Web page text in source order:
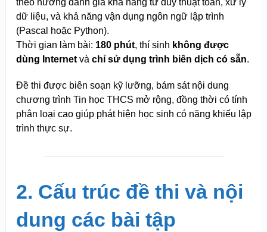
theo hướng đánh giá khả năng tư duy thuật toán, xử lý
dữ liệu, và khả năng vận dụng ngôn ngữ lập trình
(Pascal hoặc Python).
Thời gian làm bài: 180 phút, thí sinh không được
dùng Internetvà chỉ sử dụng trình biên dịch có sẵn.
Đề thi được biên soạn kỹ lưỡng, bám sát nội dung
chương trình Tin học THCS mở rộng, đồng thời có tính
phân loại cao giúp phát hiện học sinh có năng khiếu lập
trình thực sự.
2. Cấu trúc đề thi và nội
dung các bài tập